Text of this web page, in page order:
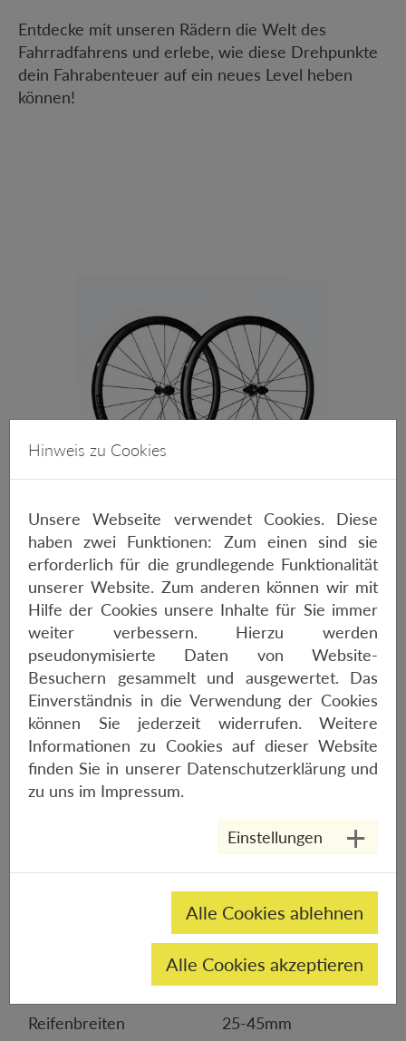
Entdecke mit unseren Rädern die Welt des
Fahrradfahrens und erlebe, wie diese Drehpunkte
dein Fahrabenteuer auf ein neues Level heben
können!
LEEZE AC 35 DISC EVO WSTO
600,-€
EIGENSCHAFTEN
Gewicht
1480g (3% Toleranz)
Felgenmaterial
Aluminium
Felgentyp
20-622 mit Haken
Bremssystem
Scheibenbremse
35mm
20mm
schwarz, einlackiert
Falt-/Drahtreifen,
Tubeless Ready
Reifenbreiten
25-45mm
Hinweis zu Cookies
Unsere Webseite verwendet Cookies. Diese
haben zwei Funktionen: Zum einen sind sie
erforderlich für die grundlegende Funktionalität
unserer Website. Zum anderen können wir mit
Hilfe der Cookies unsere Inhalte für Sie immer
weiter verbessern. Hierzu werden
pseudonymisierte Daten von Website-
Besuchern gesammelt und ausgewertet. Das
Einverständnis in die Verwendung der Cookies
können Sie jederzeit widerrufen. Weitere
Informationen zu Cookies auf dieser Website
finden Sie in unserer Datenschutzerklärungund
zu uns im Impressum.
Einstellungen
Alle Cookies ablehnen
Alle Cookies akzeptieren